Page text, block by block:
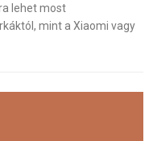
lehet most
mint a Xiaomi vagy